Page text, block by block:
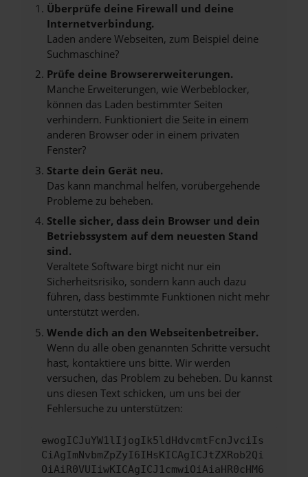
Überprüfe deine Firewall und deine
Internetverbindung.
Laden andere Webseiten, zum Beispiel deine
Suchmaschine?
Prüfe deine Browsererweiterungen.
Manche Erweiterungen, wie Werbeblocker,
können das Laden bestimmter Seiten
verhindern. Funktioniert die Seite in einem
anderen Browser oder in einem privaten
Fenster?
Starte dein Gerät neu.
Das kann manchmal helfen, vorübergehende
Probleme zu beheben.
Stelle sicher, dass dein Browser und dein
Betriebssystem auf dem neuesten Stand
sind.
Veraltete Software birgt nicht nur ein
Sicherheitsrisiko, sondern kann auch dazu
führen, dass bestimmte Funktionen nicht mehr
unterstützt werden.
Wende dich an den Webseitenbetreiber.
Wenn du alle oben genannten Schritte versucht
hast, kontaktiere uns bitte. Wir werden
versuchen, das Problem zu beheben. Du kannst
uns diesen Text schicken, um uns bei der
Fehlersuche zu unterstützen:
ewogICJuYW1lIjogIk5ldHdvcmtFcnJvciIs
CiAgImNvbmZpZyI6IHsKICAgICJtZXRob2Qi
OiAiR0VUIiwKICAgICJ1cmwiOiAiaHR0cHM6